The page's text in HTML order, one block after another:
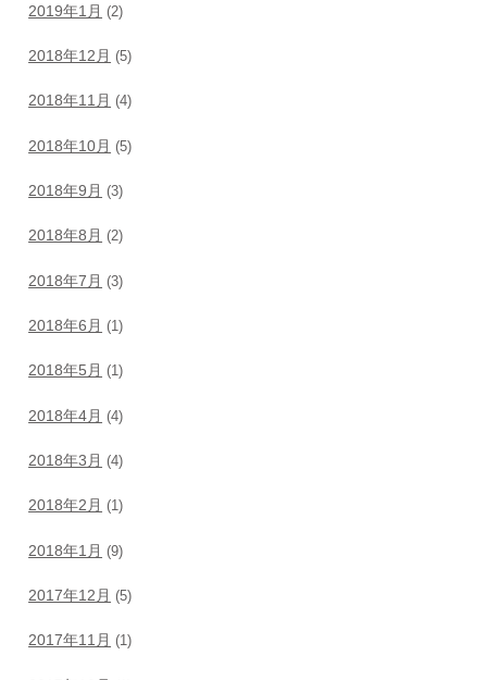
2019年1月 (2)
2018年12月 (5)
2018年11月 (4)
2018年10月 (5)
2018年9月 (3)
2018年8月 (2)
2018年7月 (3)
2018年6月 (1)
2018年5月 (1)
2018年4月 (4)
2018年3月 (4)
2018年2月 (1)
2018年1月 (9)
2017年12月 (5)
2017年11月 (1)